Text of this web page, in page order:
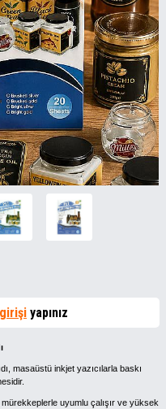
yapınız
masaüstü inkjet yazıcılarla baskı
uyumlu çalışır ve yüksek